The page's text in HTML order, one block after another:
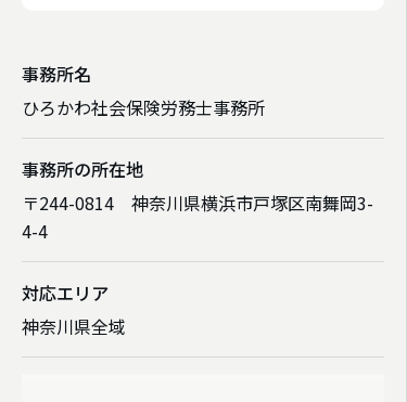
事務所名
ひろかわ社会保険労務士事務所
事務所の所在地
〒244-0814 神奈川県横浜市戸塚区南舞岡3-
4-4
対応エリア
神奈川県全域